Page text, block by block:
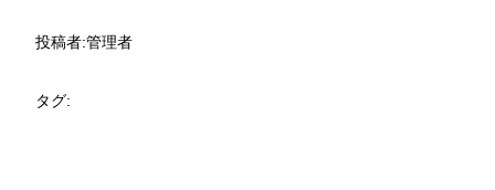
投稿者:管理者
タグ: